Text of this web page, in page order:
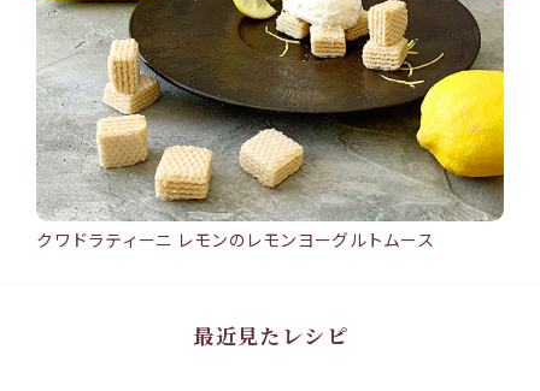
15min
クワドラティーニ レモンのレモンヨーグルトムース
最近見たレシピ